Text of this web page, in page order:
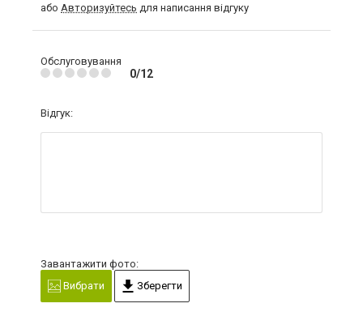
або Авторизуйтесь для написання відгуку
Обслуговування
0/12
Відгук:
Завантажити фото:
Вибрати
Зберегти